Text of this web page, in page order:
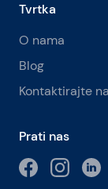
Tvrtka
O nama
Blog
Kontaktirajte
Prati nas